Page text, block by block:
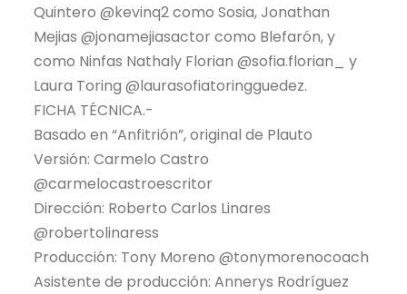
Quintero @kevinq2 como Sosia, Jonathan
Mejias @jonamejiasactor como Blefarón, y
como Ninfas Nathaly Florian @sofia.florian_ y
Laura Toring @laurasofiatoringguedez.
FICHA TÉCNICA.-
Basado en “Anfitrión”, original de Plauto
Versión: Carmelo Castro
@carmelocastroescritor
Dirección: Roberto Carlos Linares
@robertolinaress
Producción: Tony Moreno @tonymorenocoach
Asistente de producción: Annerys Rodríguez